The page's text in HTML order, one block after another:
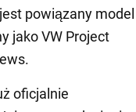
powiązany model
jako VW Project
oficjalnie